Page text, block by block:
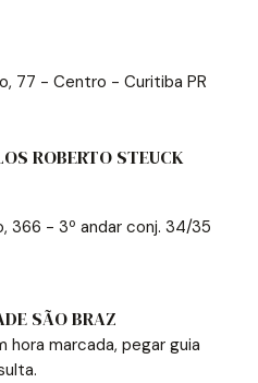
77 - Centro - Curitiba PR
ROBERTO STEUCK
366 - 3º andar conj. 34/35
SÃO BRAZ
marcada, pegar guia